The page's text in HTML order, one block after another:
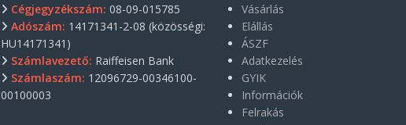
Cégjegyzékszám: 08-09-015785
Adószám: 14171341-2-08 (közösségi:
HU14171341)
Számlavezető: Raiffeisen Bank
Számlaszám: 12096729-00346100-
00100003
Vásárlás
Elállás
ÁSZF
Adatkezelés
GYIK
Információk
Felrakás